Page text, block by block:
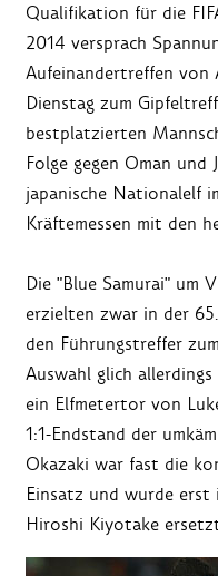
Qualifikation für die
2014 versprach
Aufeinandertreffen von
Dienstag zum
bestplatzierten
Folge gegen Oman
japanische Nationalelf
Kräftemessen mit den
Die "Blue Samurai" um
erzielten zwar in der
den Führungstreffer
Auswahl glich
ein Elfmetertor von
1:1-Endstand der
Okazaki war fast die
Einsatz und wurde
Hiroshi Kiyotake